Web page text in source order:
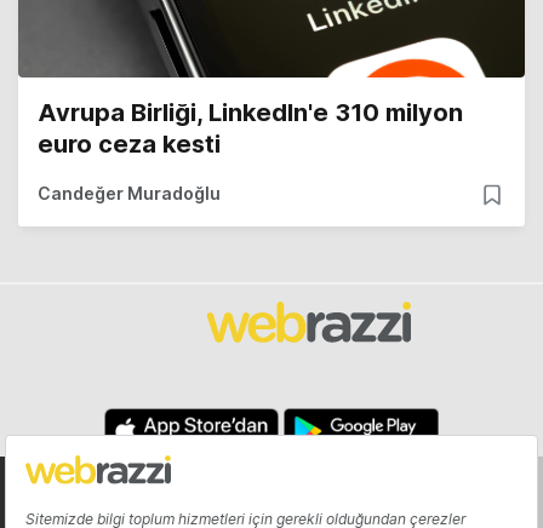
Avrupa Birliği, LinkedIn'e 310 milyon
euro ceza kesti
Candeğer Muradoğlu